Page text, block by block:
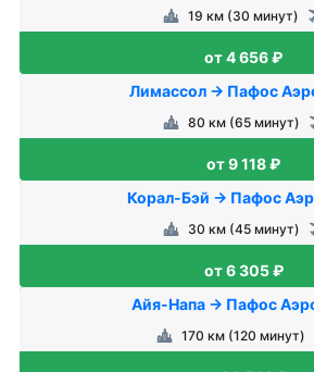
19 км (30 минут)
от 4 656 ₽
Лимассол → Пафос
80 км (65 минут)
от 9 118 ₽
Корал-Бэй → Пафос
30 км (45 минут)
от 6 305 ₽
Айя-Напа → Пафос
170 км (120 минут)